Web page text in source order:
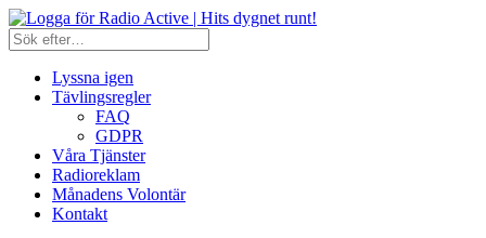
Lyssna igen
Tävlingsregler
FAQ
GDPR
Våra Tjänster
Radioreklam
Månadens Volontär
Kontakt